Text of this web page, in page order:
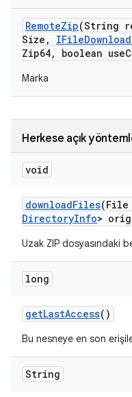
RemoteZip(String
Size , IFile
Zip64, boolean use
Marka
Herkese açık
void
downloadFiles(File
DirectoryInfo>
Uzak ZIP dosyasındaki
long
getLastAccess()
Bu nesneye en son
String